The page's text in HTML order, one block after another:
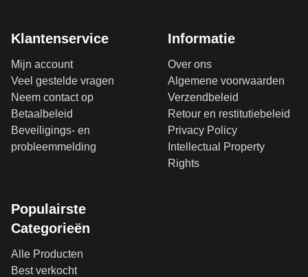
Klantenservice
Mijn account
Veel gestelde vragen
Neem contact op
Betaalbeleid
Beveiligings- en
probleemmelding
Informatie
Over ons
Algemene voorwaarden
Verzendbeleid
Retour en restitutiebeleid
Privacy Policy
Intellectual Property
Rights
Populairste
Categorieën
Alle Producten
Best verkocht